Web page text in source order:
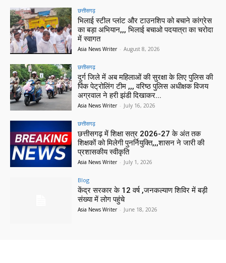
छत्तीसगढ़
भिलाई स्टील प्लांट और टाउनशिप को बचाने कांग्रेस
का बड़ा अभियान,,, भिलाई बचाओ पदयात्रा का चरोदा
में स्वागत
Asia News Writer - August 8, 2026
छत्तीसगढ़
दुर्ग जिले में अब महिलाओं की सुरक्षा के लिए पुलिस की
पिंक पेट्रोलिंग टीम ,,, वरिष्ठ पुलिस अधीक्षक विजय
अग्रवाल ने हरी झंडी दिखाकर...
Asia News Writer - July 16, 2026
छत्तीसगढ़
छत्तीसगढ़ में शिक्षा सत्र 2026-27 के अंत तक
शिक्षकों को मिलेगी पुनर्नियुक्ति,,,शासन ने जारी की
प्रशासकीय स्वीकृति
Asia News Writer - July 1, 2026
Blog
केंद्र सरकार के 12 वर्ष ,जनकल्याण शिविर में बड़ी
संख्या में लोग पहुंचे
Asia News Writer - June 18, 2026